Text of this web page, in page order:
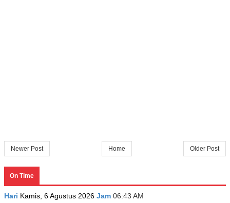
Newer Post Older Post
Home
On Time
Hari Kamis, 6 Agustus 2026 Jam 06:43 AM